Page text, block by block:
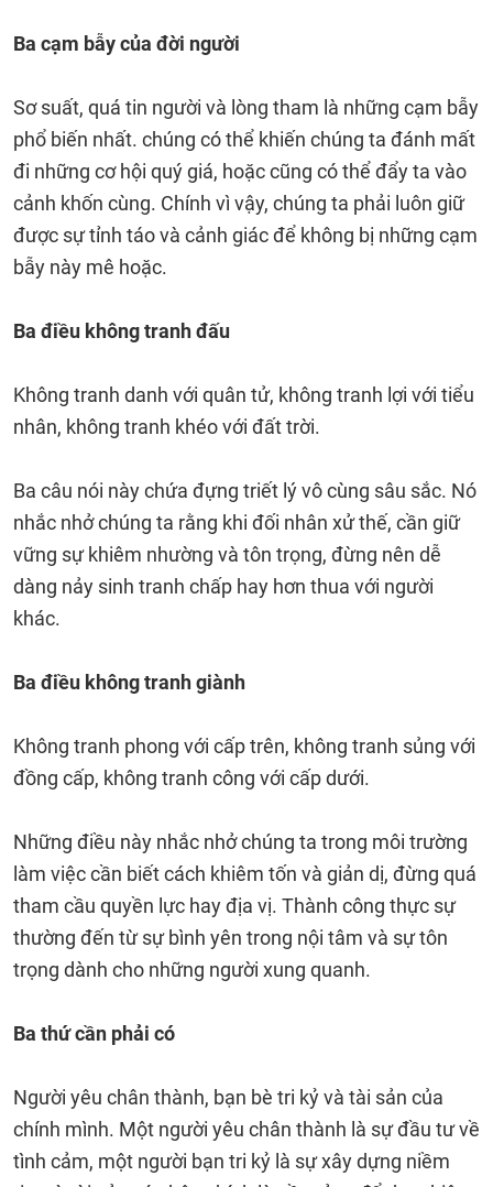
Ba cạm bẫy của đời người
Sơ suất, quá tin người và lòng tham là những cạm bẫy
phổ biến nhất. chúng có thể khiến chúng ta đánh mất
đi những cơ hội quý giá, hoặc cũng có thể đẩy ta vào
cảnh khốn cùng. Chính vì vậy, chúng ta phải luôn giữ
được sự tỉnh táo và cảnh giác để không bị những cạm
bẫy này mê hoặc.
Ba điều không tranh đấu
Không tranh danh với quân tử, không tranh lợi với tiểu
nhân, không tranh khéo với đất trời.
Ba câu nói này chứa đựng triết lý vô cùng sâu sắc. Nó
nhắc nhở chúng ta rằng khi đối nhân xử thế, cần giữ
vững sự khiêm nhường và tôn trọng, đừng nên dễ
dàng nảy sinh tranh chấp hay hơn thua với người
khác.
Ba điều không tranh giành
Không tranh phong với cấp trên, không tranh sủng với
đồng cấp, không tranh công với cấp dưới.
Những điều này nhắc nhở chúng ta trong môi trường
làm việc cần biết cách khiêm tốn và giản dị, đừng quá
tham cầu quyền lực hay địa vị. Thành công thực sự
thường đến từ sự bình yên trong nội tâm và sự tôn
trọng dành cho những người xung quanh.
Ba thứ cần phải có
Người yêu chân thành, bạn bè tri kỷ và tài sản của
chính mình. Một người yêu chân thành là sự đầu tư về
tình cảm, một người bạn tri kỷ là sự xây dựng niềm